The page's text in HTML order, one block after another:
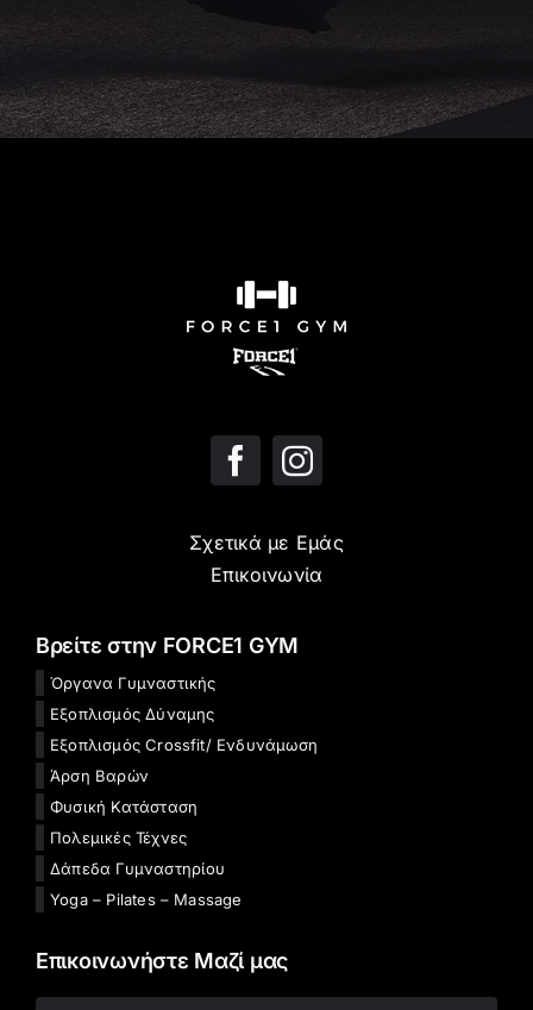
Σχετικά με Εμάς
Επικοινωνία
Βρείτε στην FORCE1 GYM
Όργανα Γυμναστικής
Εξοπλισμός Δύναμης
Εξοπλισμός Crossfit/ Ενδυνάμωση
Άρση Βαρών
Φυσική Κατάσταση
Πολεμικές Τέχνες
Δάπεδα Γυμναστηρίου
Yoga – Pilates – Massage
Επικοινωνήστε Μαζί μας